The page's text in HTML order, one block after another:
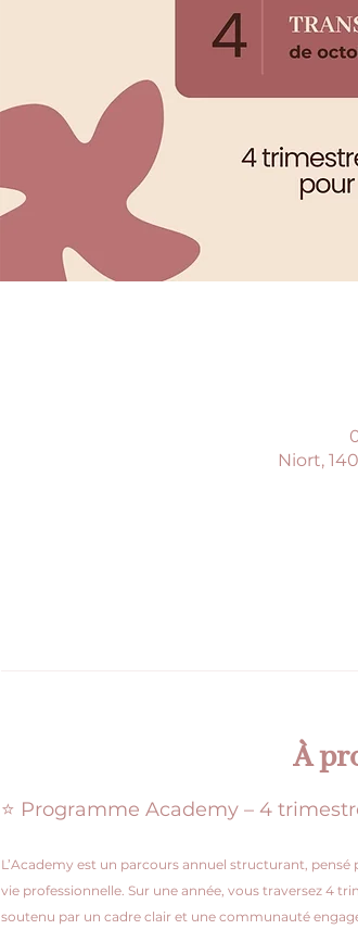
Niort,
À
⭐ Programme Academy – 4
L’Academy est un parcours annuel structurant,
vie professionnelle. Sur une année, vous traversez 4
soutenu par un cadre clair et une communauté